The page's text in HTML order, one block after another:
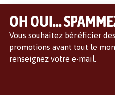
OH OUI...
Vous souhaitez bénéficier
promotions avant tout le
renseignez votre e-mail.